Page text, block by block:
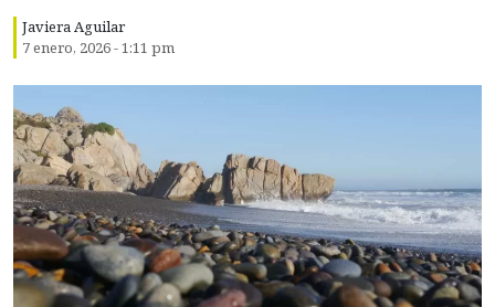
Javiera Aguilar
7 enero, 2026 - 1:11 pm